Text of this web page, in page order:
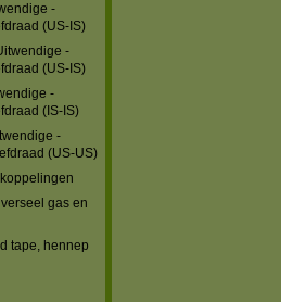
-
(US-IS)
-
(US-IS)
-
(IS-IS)
-
(US-US)
gas en
tape, hennep